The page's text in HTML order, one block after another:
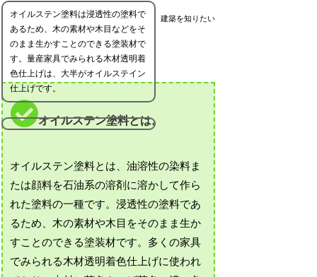
建築を知りたい
オイルステン塗料は浸透性の塗料で
あるため、木の素材や木目などをそ
のまま生かすことのできる塗装材で
す。量産家具でみられる木材透明着
色仕上げは、大半がオイルステイン
仕上げです。
オイルステン塗料とは。
オイルステン塗料とは、油溶性の染料ま
たは顔料を石油系の溶剤に溶かして作ら
れた塗料の一種です。浸透性の塗料であ
るため、木の素材や木目をそのまま生か
すことのできる塗装材です。多くの家具
でみられる木材透明着色仕上げに使われ